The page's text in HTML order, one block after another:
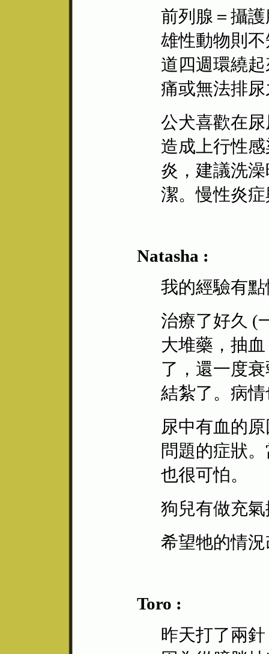
前列腺＝攝
雄性動物則不
道四週環繞
痛或無法排
公犬喜歡在
造成上行性
炎，建議洗
潔。慢性炎
Natasha :
我的經驗有
治療了好久 (
大堆藥，抽
了，還一度
結紮了。病
尿中有血的
問題的症狀
也很可怕。
狗兒有做充
希望牠的情
Toro :
昨天打了兩